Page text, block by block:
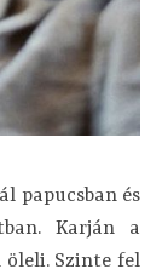
papucsban és
Karján a
öleli. Szinte fel